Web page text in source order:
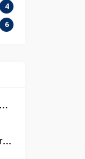
4
6
Studie zeigt: Digitale Sitzungen sind nicht unpersönlich
Digitale Sitzungen scheitern nicht an der Technik, sondern an der Akzeptanz